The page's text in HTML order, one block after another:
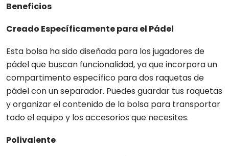
Beneficios
Creado Específicamente para el Pádel
Esta bolsa ha sido diseñada para los jugadores de
pádel que buscan funcionalidad, ya que incorpora un
compartimento específico para dos raquetas de
pádel con un separador. Puedes guardar tus raquetas
y organizar el contenido de la bolsa para transportar
todo el equipo y los accesorios que necesites.
Polivalente